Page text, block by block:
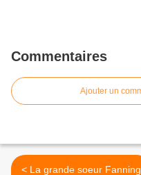
Commentaires
Ajouter un
< La grande soeur Fanning